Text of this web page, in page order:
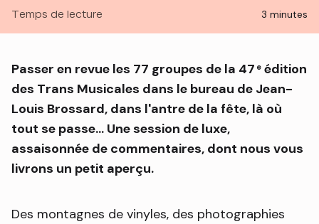
Temps de lecture 3 minutes
Passer en revue les 77 groupes de la 47 e édition
des Trans Musicales dans le bureau de Jean-
Louis Brossard, dans l'antre de la fête, là où
tout se passe... Une session de luxe,
assaisonnée de commentaires, dont nous vous
livrons un petit aperçu.
Des montagnes de vinyles, des photographies